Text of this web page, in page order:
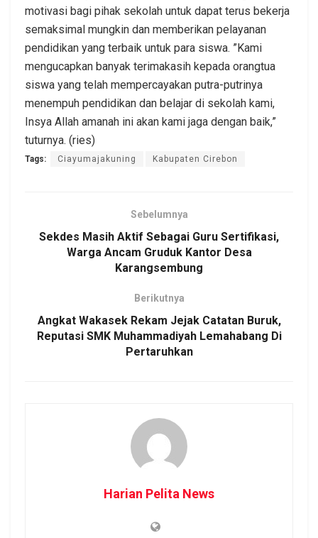
motivasi bagi pihak sekolah untuk dapat terus bekerja
semaksimal mungkin dan memberikan pelayanan
pendidikan yang terbaik untuk para siswa. ”Kami
mengucapkan banyak terimakasih kepada orangtua
siswa yang telah mempercayakan putra-putrinya
menempuh pendidikan dan belajar di sekolah kami,
Insya Allah amanah ini akan kami jaga dengan baik,”
tuturnya. (ries)
Tags: Ciayumajakuning Kabupaten Cirebon
Sebelumnya
Sekdes Masih Aktif Sebagai Guru Sertifikasi,
Warga Ancam Gruduk Kantor Desa
Karangsembung
Berikutnya
Angkat Wakasek Rekam Jejak Catatan Buruk,
Reputasi SMK Muhammadiyah Lemahabang Di
Pertaruhkan
Harian Pelita News